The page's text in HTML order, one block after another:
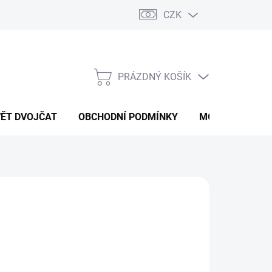
CZK
NÁKUPNÍ
PRÁZDNÝ KOŠÍK
DVOJČAT OBCHODNÍ PODMÍNKY MOJE